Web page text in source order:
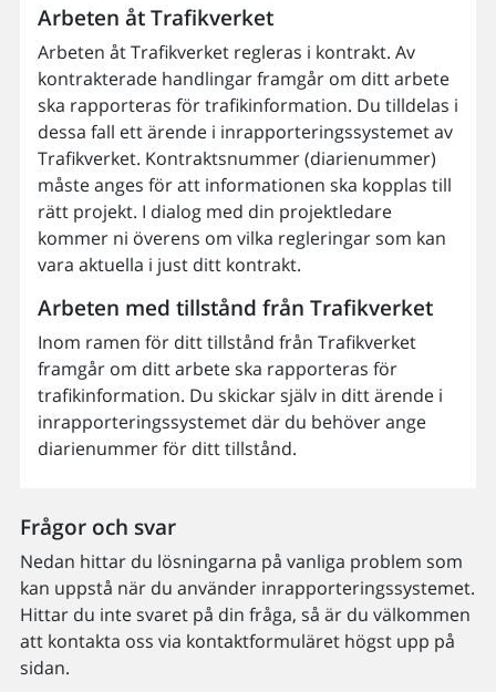
Arbeten åt Trafikverket
Arbeten åt Trafikverket regleras i kontrakt. Av
kontrakterade handlingar framgår om ditt arbete
ska rapporteras för trafikinformation. Du tilldelas i
dessa fall ett ärende i inrapporteringssystemet av
Trafikverket. Kontraktsnummer (diarienummer)
måste anges för att informationen ska kopplas till
rätt projekt. I dialog med din projektledare
kommer ni överens om vilka regleringar som kan
vara aktuella i just ditt kontrakt.
Arbeten med tillstånd från Trafikverket
Inom ramen för ditt tillstånd från Trafikverket
framgår om ditt arbete ska rapporteras för
trafikinformation. Du skickar själv in ditt ärende i
inrapporteringssystemet där du behöver ange
diarienummer för ditt tillstånd.
Frågor och svar
Nedan hittar du lösningarna på vanliga problem som
kan uppstå när du använder inrapporteringssystemet.
Hittar du inte svaret på din fråga, så är du välkommen
att kontakta oss via kontaktformuläret högst upp på
sidan.